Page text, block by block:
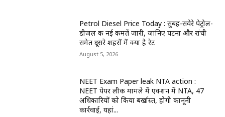
Petrol Diesel Price Today : सुबह-सवेरे पेट्रोल-
डीजल की नई कीमतें जारी, जानिए पटना और रांची
समेत दूसरे शहरों में क्या है रेट
August 5, 2026
NEET Exam Paper leak NTA action :
NEET पेपर लीक मामले में एक्शन में NTA, 47
अधिकारियों को किया बर्खास्त, होगी कानूनी
कार्रवाई, यहां...